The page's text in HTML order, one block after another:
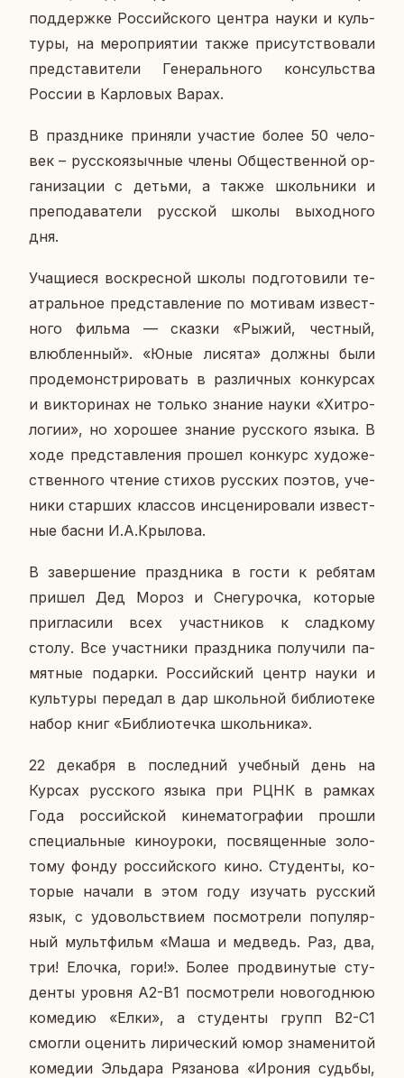
под­держ­ке Рос­сий­ско­го центра науки и куль­
ту­ры, на ме­ро­при­я­тии также при­сут­ство­ва­ли
пред­ста­ви­те­ли Ге­не­раль­но­го кон­суль­ства
России в Кар­ло­вых Варах.
В празд­ни­ке при­ня­ли уча­стие более 50 че­ло­
век – рус­ско­языч­ные члены Об­ще­ствен­ной ор­
га­ни­за­ции с детьми, а также школь­ни­ки и
пре­по­да­ва­те­ли рус­ской школы вы­ход­но­го
дня.
Уча­щи­е­ся вос­крес­ной школы под­го­то­ви­ли те­
ат­раль­ное пред­став­ле­ние по мо­ти­вам из­вест­
но­го фильма — сказки «Рыжий, чест­ный,
влюб­лен­ный». «Юные лисята» должны были
про­де­мон­стри­ро­вать в раз­лич­ных кон­кур­сах
и вик­то­ри­нах не только знание науки «Хит­ро­
ло­гии», но хо­ро­шее знание рус­ско­го языка. В
ходе пред­став­ле­ния прошел кон­курс ху­до­же­
ствен­но­го чтение стихов рус­ских поэтов, уче­
ни­ки стар­ших клас­сов ин­сце­ни­ро­ва­ли из­вест­
ные басни И.А.Кры­ло­ва.
В за­вер­ше­ние празд­ни­ка в гости к ре­бя­там
пришел Дед Мороз и Сне­гу­роч­ка, ко­то­рые
при­гла­си­ли всех участ­ни­ков к слад­ко­му
столу. Все участ­ни­ки празд­ни­ка по­лу­чи­ли па­
мят­ные по­дар­ки. Рос­сий­ский центр науки и
куль­ту­ры пе­ре­дал в дар школь­ной биб­лио­те­ке
набор книг «Биб­лио­теч­ка школь­ни­ка».
22 де­каб­ря в по­след­ний учеб­ный день на
Курсах рус­ско­го языка при РЦНК в рамках
Года рос­сий­ской ки­не­ма­то­гра­фии прошли
спе­ци­аль­ные ки­но­уро­ки, по­свя­щен­ные зо­ло­
то­му фонду рос­сий­ско­го кино. Сту­ден­ты, ко­
то­рые начали в этом году изу­чать рус­ский
язык, с удо­воль­стви­ем по­смот­ре­ли по­пу­ляр­
ный мульт­фильм «Маша и мед­ведь. Раз, два,
три! Елочка, гори!». Более про­дви­ну­тые сту­
ден­ты уровня А2-В1 по­смот­ре­ли но­во­год­нюю
ко­ме­дию «Елки», а сту­ден­ты групп В2-С1
смогли оце­нить ли­ри­че­ский юмор зна­ме­ни­той
ко­ме­дии Эль­да­ра Ря­за­но­ва «Ирония судьбы,